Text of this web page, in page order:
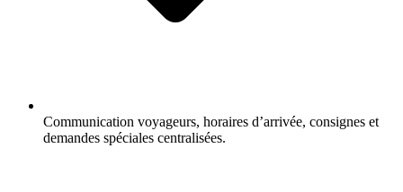
Communication voyageurs, horaires d’arrivée, consignes et
demandes spéciales centralisées.